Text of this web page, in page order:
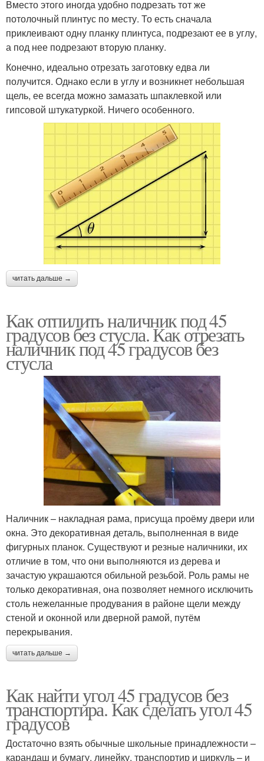
Вместо этого иногда удобно подрезать тот же
потолочный плинтус по месту. То есть сначала
приклеивают одну планку плинтуса, подрезают ее в углу,
а под нее подрезают вторую планку.
Конечно, идеально отрезать заготовку едва ли
получится. Однако если в углу и возникнет небольшая
щель, ее всегда можно замазать шпаклевкой или
гипсовой штукатуркой. Ничего особенного.
читать дальше →
Как отпилить наличник под 45
градусов без стусла. Как отрезать
наличник под 45 градусов без
стусла
Наличник – накладная рама, присуща проёму двери или
окна. Это декоративная деталь, выполненная в виде
фигурных планок. Существуют и резные наличники, их
отличие в том, что они выполняются из дерева и
зачастую украшаются обильной резьбой. Роль рамы не
только декоративная, она позволяет немного исключить
столь нежеланные продувания в районе щели между
стеной и оконной или дверной рамой, путём
перекрывания.
читать дальше →
Как найти угол 45 градусов без
транспортира. Как сделать угол 45
градусов
Достаточно взять обычные школьные принадлежности –
карандаш и бумагу, линейку, транспортир и циркуль – и